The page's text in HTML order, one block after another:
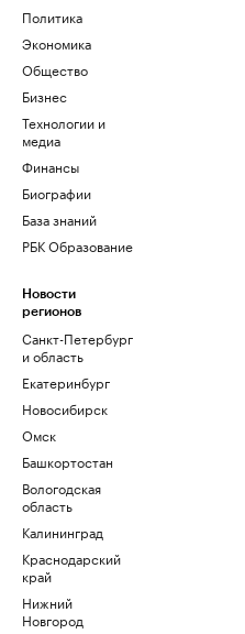
Политика
Экономика
Общество
Бизнес
Технологии и
медиа
Финансы
Биографии
База знаний
РБК Образование
Новости
регионов
Санкт-Петербург
и область
Екатеринбург
Новосибирск
Омск
Башкортостан
Вологодская
область
Калининград
Краснодарский
край
Нижний
Новгород